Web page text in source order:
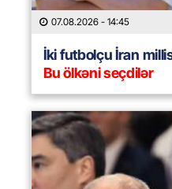
07.08.2026 - 14:45
İki futbolçu İran
Bu ölkəni seçdilər